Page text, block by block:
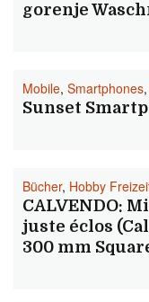
gorenje
Mobile, Smartphones,
Sunset
Bücher, Hobby
CALVENDO:
juste éclos
300 mm